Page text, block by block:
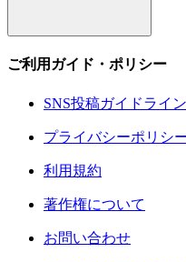
ご利用ガイド・ポリシー
SNS投稿ガイドライン
プライバシーポリシ
利用規約
著作権について
お問い合わせ